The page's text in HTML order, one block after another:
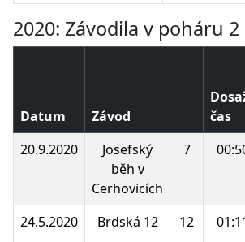
2020: Závodila v poháru
Datum Závod
čas
20.9.2020
Josefský
běh v
Cerhovicích
7
24.5.2020 Brdská 12 12